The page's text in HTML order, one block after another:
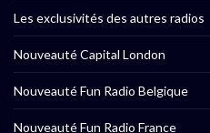
Les exclusivités des autres radios
Nouveauté Capital London
Nouveauté Fun Radio Belgique
Nouveauté Fun Radio France